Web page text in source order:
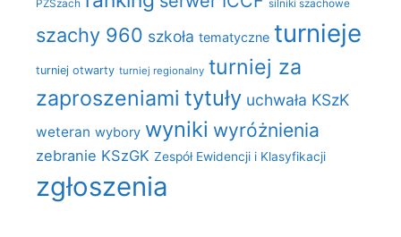
PZSzach silniki szachowe
szachy 960 szkoła tematyczne turnieje
turniej otwarty turniej regionalny turniej za
zaproszeniami tytuły uchwała KSzK
weteran wybory wyniki wyróżnienia
zebranie KSzGK Zespół Ewidencji i Klasyfikacji
zgłoszenia